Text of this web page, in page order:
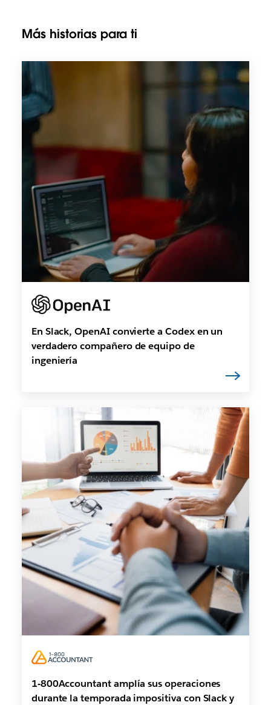
Más historias para ti
En Slack, OpenAI convierte a Codex en un
verdadero compañero de equipo de
ingeniería
1-800Accountant amplía sus operaciones
durante la temporada impositiva con Slack y